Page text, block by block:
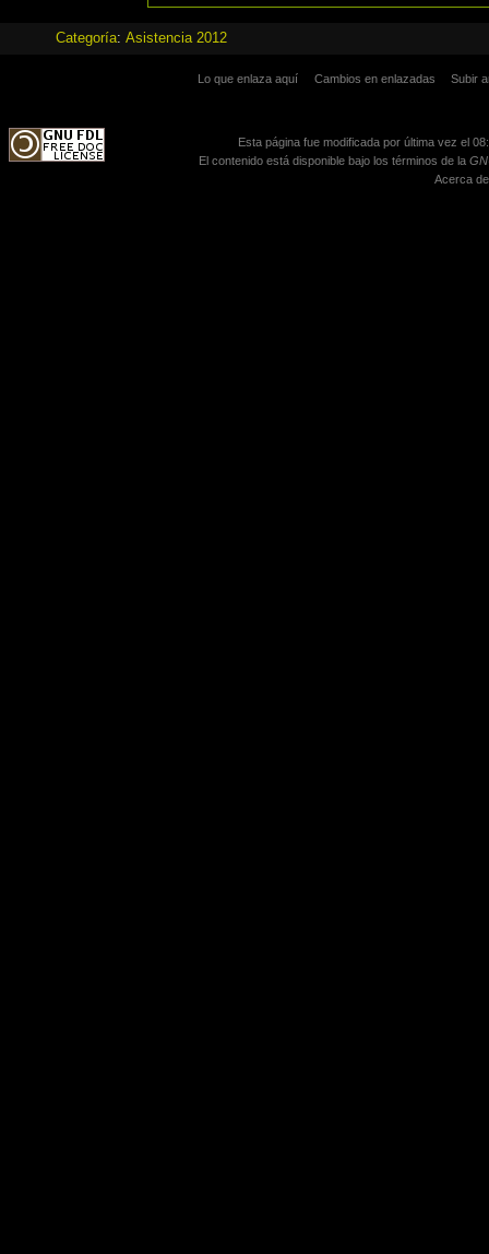
Categoría: Asistencia 2012
Lo que enlaza aquí Cambios en enlazadas Subir
Esta página fue modificada por última vez el
El contenido está disponible bajo los términos de la
Acerca